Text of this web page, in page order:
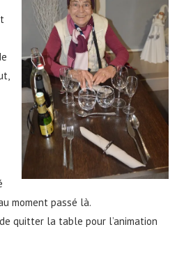
moment passé là.
quitter la table pour l’animation